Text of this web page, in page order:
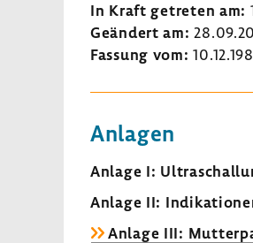
In Kraft getreten am:
Geändert am:
Fassung vom:
Anlagen
Anlage I:
Anlage II:
Anlage III: